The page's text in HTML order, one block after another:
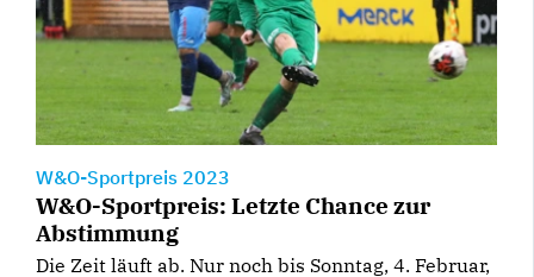
W&O-Sportpreis 2023
W&O-Sportpreis: Letzte Chance zur
Abstimmung
Die Zeit läuft ab. Nur noch bis Sonntag, 4. Februar,